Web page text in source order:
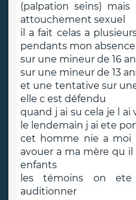
(palpation seins)
attouchement sexuel
il a fait celas a
pendants mon absence
sur une mineur de 16
sur une mineur de 13
et une tentative sur
elle c est défendu
quand j ai su cela je l
le lendemain j ai ete
cet homme nie a moi
avouer a ma mère qu
enfants
les témoins on
auditionner